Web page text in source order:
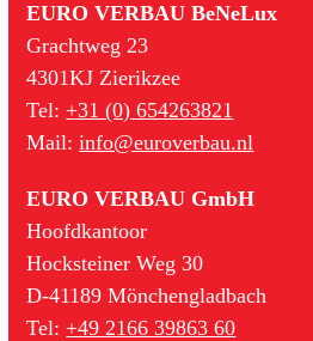
EURO VERBAU BeNeLux
Grachtweg 23
4301KJ Zierikzee
Tel: +31 (0) 654263821
Mail:info@euroverbau.nl
EURO VERBAU GmbH
Hoofdkantoor
Hocksteiner Weg 30
D-41189 Mönchengladbach
Tel: +49 2166 39863 60